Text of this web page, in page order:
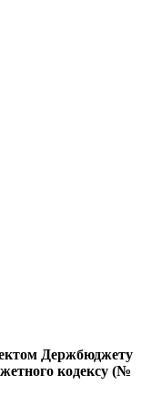
Держбюджету
кодексу (№